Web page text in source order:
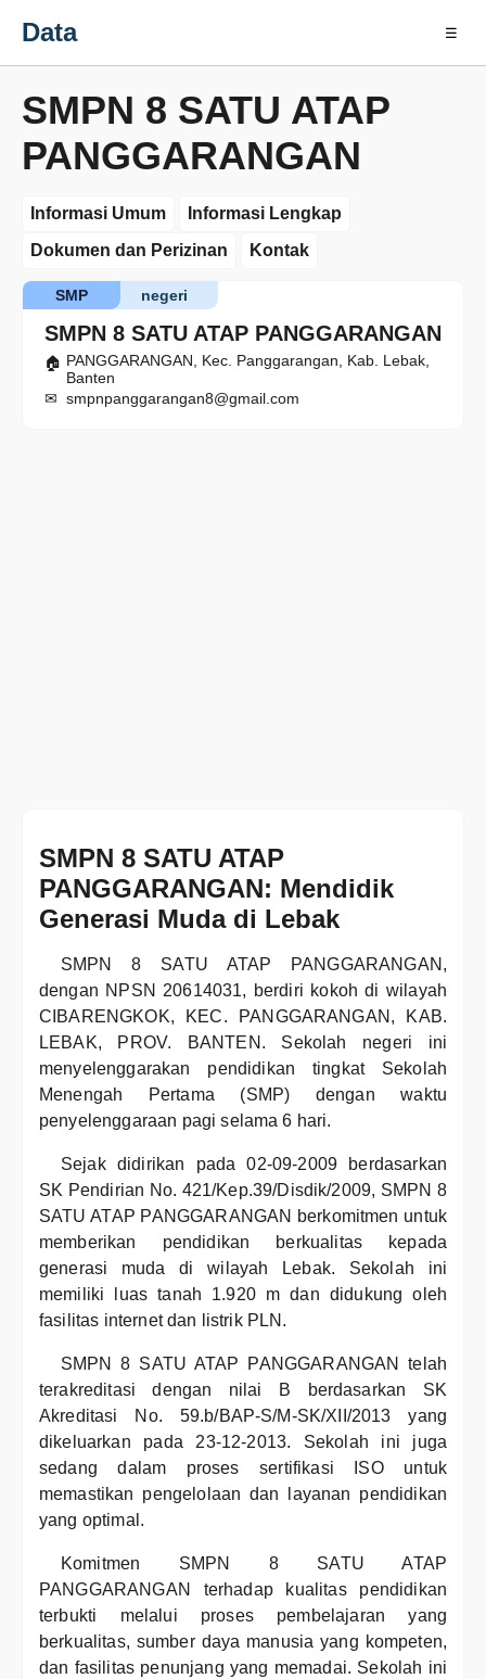
Data ☰
SMPN 8 SATU ATAP
PANGGARANGAN
Informasi Umum
Informasi Lengkap
Dokumen dan Perizinan
Kontak
SMPN 8 SATU ATAP PANGGARANGAN
negeri
SMP
PANGGARANGAN, Kec. Panggarangan, Kab. Lebak,
Banten
smpnpanggarangan8@gmail.com
SMPN 8 SATU ATAP
PANGGARANGAN: Mendidik
Generasi Muda di Lebak
SMPN 8 SATU ATAP PANGGARANGAN,
dengan NPSN 20614031, berdiri kokoh di wilayah
CIBARENGKOK, KEC. PANGGARANGAN, KAB.
LEBAK, PROV. BANTEN. Sekolah negeri ini
menyelenggarakan pendidikan tingkat Sekolah
Menengah Pertama (SMP) dengan waktu
penyelenggaraan pagi selama 6 hari.
Sejak didirikan pada 02-09-2009 berdasarkan
SK Pendirian No. 421/Kep.39/Disdik/2009, SMPN 8
SATU ATAP PANGGARANGAN berkomitmen untuk
memberikan pendidikan berkualitas kepada
generasi muda di wilayah Lebak. Sekolah ini
memiliki luas tanah 1.920 m dan didukung oleh
fasilitas internet dan listrik PLN.
SMPN 8 SATU ATAP PANGGARANGAN telah
terakreditasi dengan nilai B berdasarkan SK
Akreditasi No. 59.b/BAP-S/M-SK/XII/2013 yang
dikeluarkan pada 23-12-2013. Sekolah ini juga
sedang dalam proses sertifikasi ISO untuk
memastikan pengelolaan dan layanan pendidikan
yang optimal.
Komitmen SMPN 8 SATU ATAP
PANGGARANGAN terhadap kualitas pendidikan
terbukti melalui proses pembelajaran yang
berkualitas, sumber daya manusia yang kompeten,
dan fasilitas penunjang yang memadai. Sekolah ini